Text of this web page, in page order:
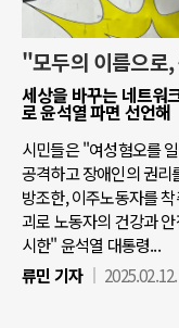
"모두의 이름으로
세상을 바꾸는 네트워
로 윤석열 파면 선언해
시민들은 "여성혐오를
공격하고 장애인의 권리
방조한, 이주노동자를
괴로 노동자의 건강과
시한" 윤석열 대통령...
류민 기자